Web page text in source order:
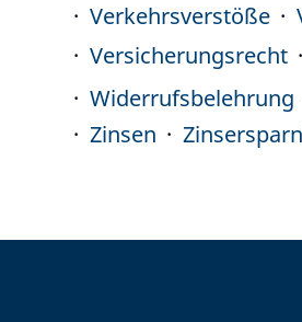
Verkehrsverstöße
Versicherungsrecht
Widerrufsbelehrung
Zinsen